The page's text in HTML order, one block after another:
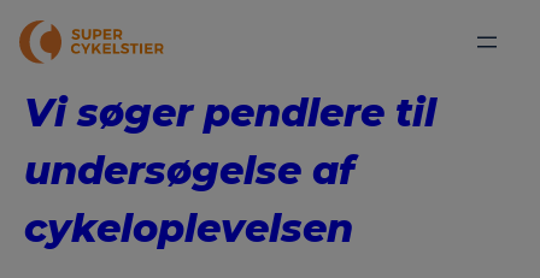
Vi søger pendlere til
undersøgelse af
cykeloplevelsen